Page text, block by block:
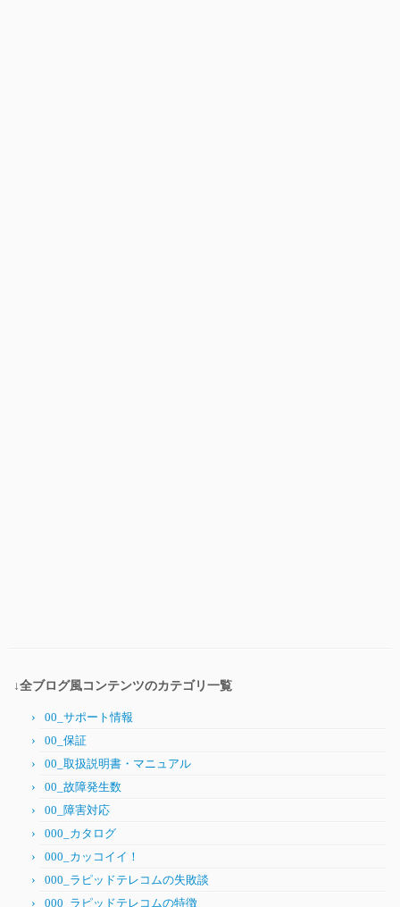
↓全ブログ風コンテンツのカテゴリ一覧
00_サポート情報
00_保証
00_取扱説明書・マニュアル
00_故障発生数
00_障害対応
000_カタログ
000_カッコイイ！
000_ラピッドテレコムの失敗談
000_ラピッドテレコムの特徴